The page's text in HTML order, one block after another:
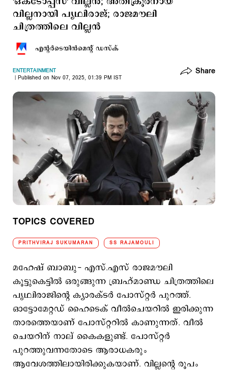
വില്ലനായി പൃഥ്വിരാജ്; രാജമൗലി
ചിത്രത്തിലെ വില്ലന്‍
എന്‍റര്‍ടെയിന്‍മെന്‍റ് ഡസ്ക്
ENTERTAINMENT
Published on Nov 07, 2025, 01:39 PM IST
Share
TOPICS COVERED
PRITHVIRAJ SUKUMARAN SS RAJAMOULI
മഹേഷ് ബാബു- എസ്.എസ് രാജമൗലി
കൂട്ടുകെട്ടിൽ ഒരുങ്ങുന്ന ബ്രഹ്മാണ്ഡ ചിത്രത്തിലെ
പ‍‍‍ൃഥ്വിരാജിന്‍റെ ക്യാരക്ടര്‍ പോസ്റ്റര്‍ പുറത്ത്.
ഓട്ടോമേറ്റഡ് ഹൈടെക് വീൽചെയറിൽ ഇരിക്കുന്ന
താരത്തെയാണ് പോസ്റ്ററില്‍ കാണുന്നത്. വീല്‍
ചെയറിന് നാല് കൈകളുണ്ട്. പോസ്റ്റര്‍
പുറത്തുവന്നതോടെ ആരാധകരും
ആവേശത്തിലായിരിക്കുകയാണ്. വില്ലന്‍റെ രൂപം